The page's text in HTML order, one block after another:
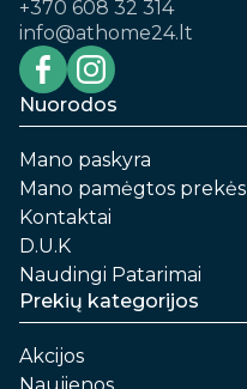
+370 608 32 314
info@athome24.lt
Nuorodos
Mano paskyra
Mano pamėgtos prekės
Kontaktai
D.U.K
Naudingi Patarimai
Prekių kategorijos
Akcijos